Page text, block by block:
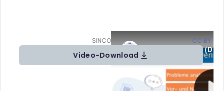
SINCOE Video 2 (DE) von SINCOE ( CC BY
Video-Download